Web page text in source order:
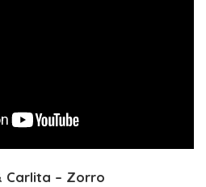
Carlita – Zorro